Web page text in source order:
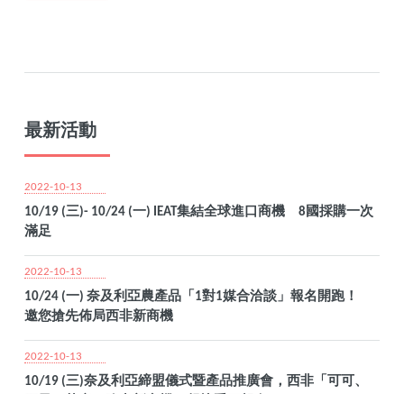
最新活動
2022-10-13
10/19 (三)- 10/24 (一) IEAT集結全球進口商機 8國採購一次
滿足
2022-10-13
10/24 (一) 奈及利亞農產品「1對1媒合洽談」報名開跑！
邀您搶先佈局西非新商機
2022-10-13
10/19 (三)奈及利亞締盟儀式暨產品推廣會，西非「可可、